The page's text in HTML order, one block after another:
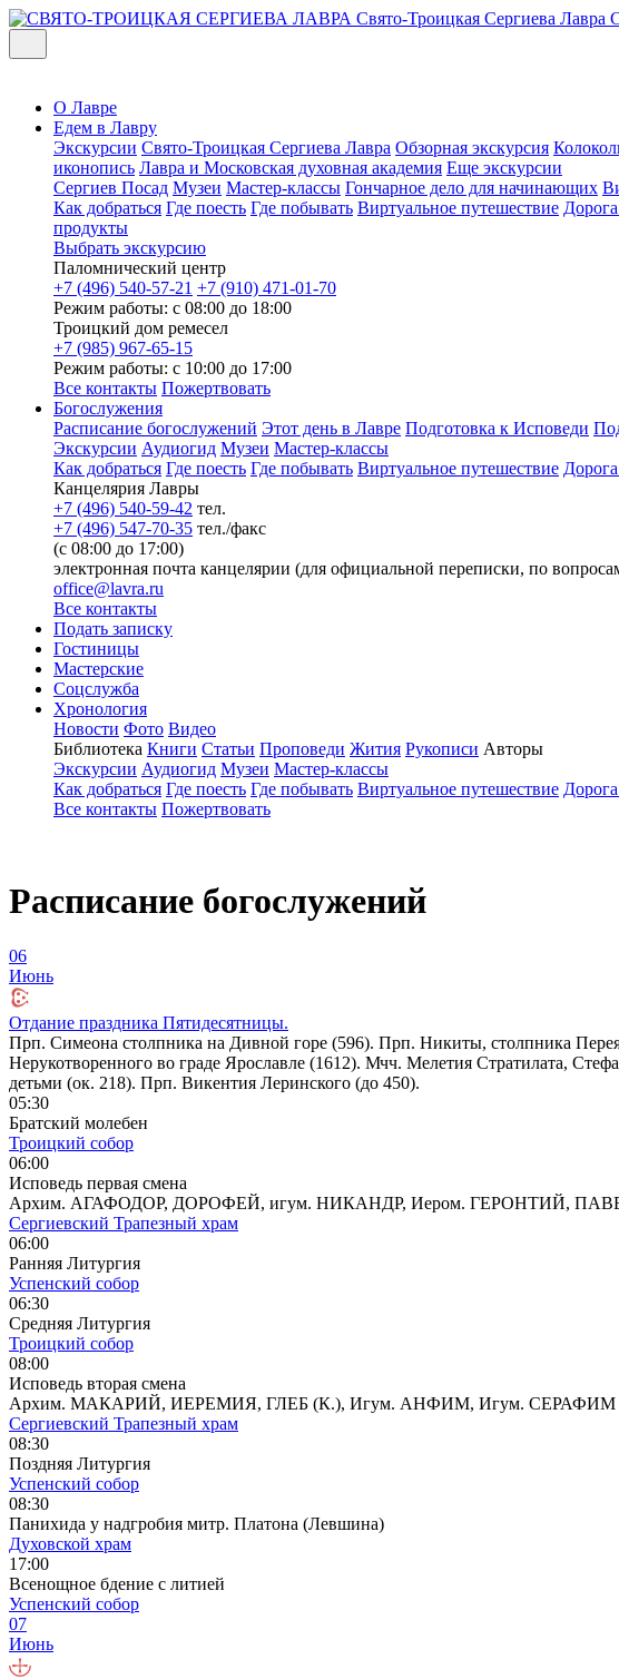
Свято-Троицкая Сергиева Лавра
О Лавре
Едем в Лавру
Экскурсии Свято-Троицкая Сергиева Лавра Обзорная экскурсия
иконопись Лавра и Московская духовная академия Еще экскурсии
Сергиев Посад Музеи Мастер-классы Гончарное дело для начинающих
Как добраться Где поесть Где побывать Виртуальное путешествие
продукты
Выбрать экскурсию
Паломнический центр
+7 (496) 540-57-21 +7 (910) 471-01-70
Режим работы: с 08:00 до 18:00
Троицкий дом ремесел
+7 (985) 967-65-15
Режим работы: с 10:00 до 17:00
Все контакты Пожертвовать
Богослужения
Расписание богослужений Этот день в Лавре Подготовка к Исповеди
Экскурсии Аудиогид Музеи Мастер-классы
Как добраться Где поесть Где побывать Виртуальное путешествие
Канцелярия Лавры
+7 (496) 540-59-42 тел.
+7 (496) 547-70-35 тел./факс
(с 08:00 до 17:00)
электронная почта канцелярии (для официальной переписки, по
office@lavra.ru
Все контакты
Подать записку
Гостиницы
Мастерские
Соцслужба
Хронология
Новости Фото Видео
Библиотека Книги Статьи Проповеди Жития Рукописи Авторы
Экскурсии Аудиогид Музеи Мастер-классы
Как добраться Где поесть Где побывать Виртуальное путешествие
Все контакты Пожертвовать
Расписание богослужений
06
Июнь
Отдание праздника Пятидесятницы.
Прп. Симеона столпника на Дивной горе (596). Прп. Никиты, столпника
Нерукотворенного во граде Ярославле (1612). Мчч. Мелетия Стратилата,
детьми (ок. 218). Прп. Викентия Леринского (до 450).
05:30
Братский молебен
Троицкий собор
06:00
Исповедь первая смена
Архим. АГАФОДОР, ДОРОФЕЙ, игум. НИКАНДР, Иером. ГЕРОНТИЙ,
Сергиевский Трапезный храм
06:00
Ранняя Литургия
Успенский собор
06:30
Средняя Литургия
Троицкий собор
08:00
Исповедь вторая смена
Архим. МАКАРИЙ, ИЕРЕМИЯ, ГЛЕБ (К.), Игум. АНФИМ, Игум.
Сергиевский Трапезный храм
08:30
Поздняя Литургия
Успенский собор
08:30
Панихида у надгробия митр. Платона (Левшина)
Духовской храм
17:00
Всенощное бдение с литией
Успенский собор
07
Июнь